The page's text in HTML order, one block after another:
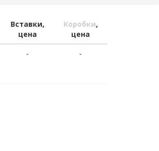
Вставки,
цена
Коробки,
цена
- -